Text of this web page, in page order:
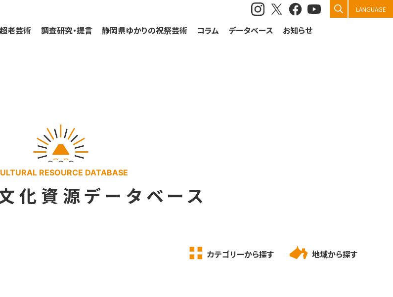
検索
超老芸術 調査研究・提言 静岡県ゆかりの祝祭芸術 コラム データベース お知らせ
LANGUAGE
RESOURCE DATABASE
化資源データベース
カテゴリーから探す 地域から探す